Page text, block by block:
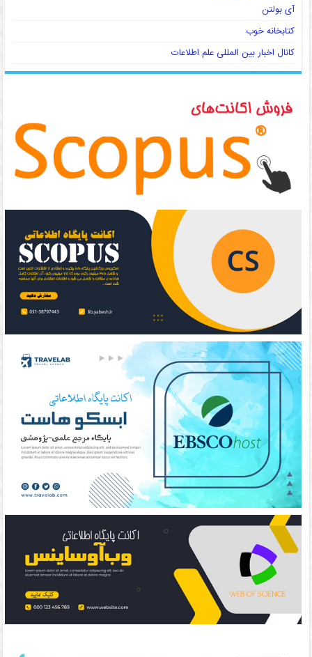
آی بولتن
کتابخانه خوب
کانال اخبار بین المللی علم اطلاعات